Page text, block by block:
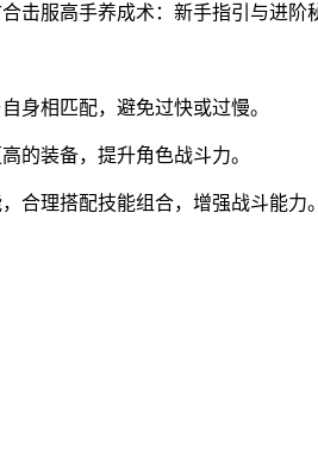
身相匹配，避免过快或过慢。
的装备，提升角色战斗力。
合理搭配技能组合，增强战斗能力。